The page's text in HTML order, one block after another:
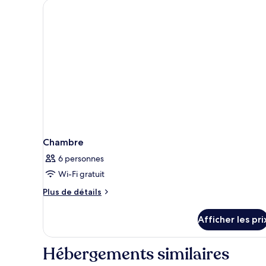
Chambre
6 personnes
Wi-Fi gratuit
Plus de détails
Plus
Chambre
Afficher les
Hébergements similaires